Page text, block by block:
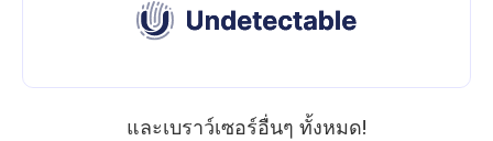
และเบราว์เซอร์อื่นๆ ทั้งหมด!